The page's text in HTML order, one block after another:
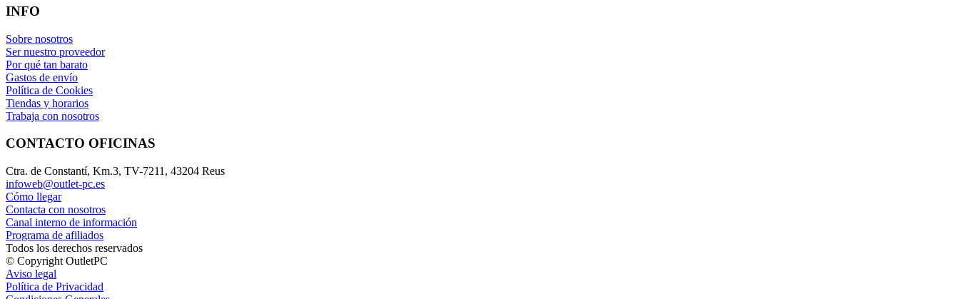
INFO
Sobre nosotros
Ser nuestro proveedor
Por qué tan barato
Gastos de envío
Política de Cookies
Tiendas y horarios
Trabaja con nosotros
CONTACTO OFICINAS
Ctra. de Constantí, Km.3, TV-7211, 43204 Reus
infoweb@outlet-pc.es
Cómo llegar
Contacta con nosotros
Canal interno de información
Programa de afiliados
Todos los derechos reservados
© Copyright OutletPC
Aviso legal
Política de Privacidad